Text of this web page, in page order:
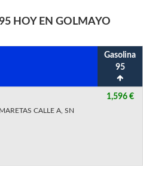
HOY EN GOLMAYO
Gasolina
95
CALLE A, SN
1,596 €